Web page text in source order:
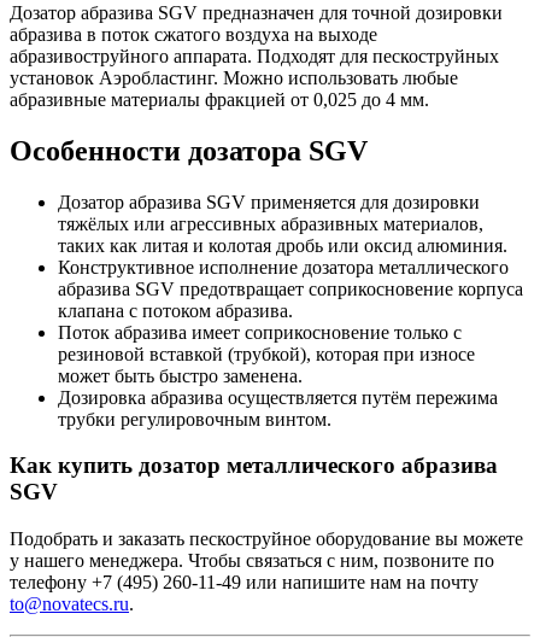
Дозатор абразива SGV предназначен для точной дозировки
абразива в поток сжатого воздуха на выходе
абразивоструйного аппарата. Подходят для пескоструйных
установок Аэробластинг. Можно использовать любые
абразивные материалы фракцией от 0,025 до 4 мм.
Особенности дозатора SGV
Дозатор абразива SGV применяется для дозировки
тяжёлых или агрессивных абразивных материалов,
таких как литая и колотая дробь или оксид алюминия.
Конструктивное исполнение дозатора металлического
абразива SGV предотвращает соприкосновение корпуса
клапана с потоком абразива.
Поток абразива имеет соприкосновение только с
резиновой вставкой (трубкой), которая при износе
может быть быстро заменена.
Дозировка абразива осуществляется путём пережима
трубки регулировочным винтом.
Как купить дозатор металлического абразива
SGV
Подобрать и заказать пескоструйное оборудование вы можете
у нашего менеджера. Чтобы связаться с ним, позвоните по
телефону +7 (495) 260-11-49 или напишите нам на почту
to@novatecs.ru.